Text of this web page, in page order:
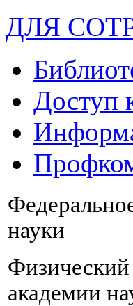
ДЛЯ
Доступ
науки
академии